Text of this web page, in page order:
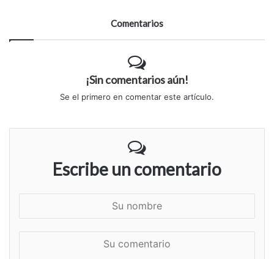
Comentarios
¡Sin comentarios aún!
Se el primero en comentar este artículo.
Escribe un comentario